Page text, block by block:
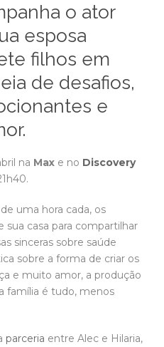
o ator
esposa
filhos em
de desafios,
e
na Max e no Discovery
uma hora cada, os
sua casa para compartilhar
sinceras sobre saúde
sobre a forma de criar os
e muito amor, a produção
família é tudo, menos
parceria entre Alec e Hilaria,